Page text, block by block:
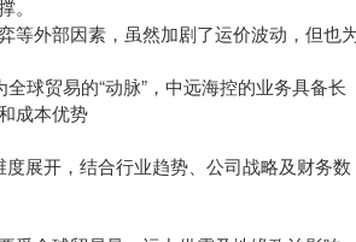
等外部因素，虽然加剧了运价波动，但也
球贸易的“动脉”，中远海控的业务具备长
成本优势
展开，结合行业趋势、公司战略及财务数